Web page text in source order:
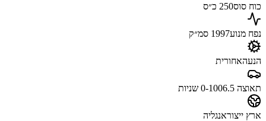
כוח סוס250 כ״ס
נפח מנוע1997 סמ״ק
הנעהאחורית
תאוצה 0-100 6.5 שניות
ארץ ייצוראנגליה